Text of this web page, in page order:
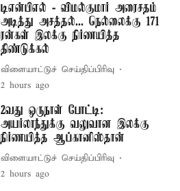
டிஎன்பிஎல் - விமல்குமார் அரைசதம்
அடித்து அசத்தல்... நெல்லைக்கு 171
ரன்கள் இலக்கு நிர்ணயித்த
திண்டுக்கல்
விளையாட்டுச் செய்திப்பிரிவு
2 hours ago
2வது ஒருநாள் போட்டி:
அயர்லாந்துக்கு வலுவான இலக்கு
நிர்ணயித்த ஆப்கானிஸ்தான்
விளையாட்டுச் செய்திப்பிரிவு
2 hours ago